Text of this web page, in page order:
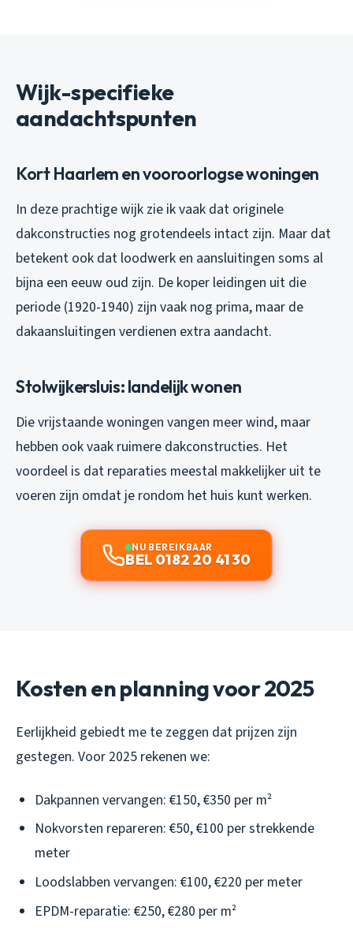
Wijk-specifieke
aandachtspunten
Kort Haarlem en vooroorlogse woningen
In deze prachtige wijk zie ik vaak dat originele
dakconstructies nog grotendeels intact zijn. Maar dat
betekent ook dat loodwerk en aansluitingen soms al
bijna een eeuw oud zijn. De koper leidingen uit die
periode (1920-1940) zijn vaak nog prima, maar de
dakaansluitingen verdienen extra aandacht.
Stolwijkersluis: landelijk wonen
Die vrijstaande woningen vangen meer wind, maar
hebben ook vaak ruimere dakconstructies. Het
voordeel is dat reparaties meestal makkelijker uit te
voeren zijn omdat je rondom het huis kunt werken.
NU BEREIKBAAR
BEL 0182 20 41 30
Kosten en planning voor 2025
Eerlijkheid gebiedt me te zeggen dat prijzen zijn
gestegen. Voor 2025 rekenen we:
Dakpannen vervangen: €150, €350 per m²
Nokvorsten repareren: €50, €100 per strekkende
meter
Loodslabben vervangen: €100, €220 per meter
EPDM-reparatie: €250, €280 per m²